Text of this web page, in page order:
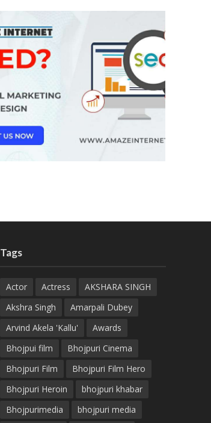
Tags
Actor Actress
AKSHARA SINGH
Akshra Singh
Amarpali Dubey
Arvind Akela 'Kallu'
Awards
Bhojpui film
Bhojpuri Cinema
Bhojpuri Film
Bhojpuri Film Hero
Bhojpuri Heroin
bhojpuri khabar
Bhojpurimedia
bhojpuri media